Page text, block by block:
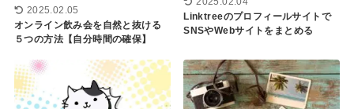
2025.02.05
オンライン飲み会を自然と抜ける
５つの方法【自分時間の確保】
Linktreeのプロフィールサイトで
SNSやWebサイトをまとめる